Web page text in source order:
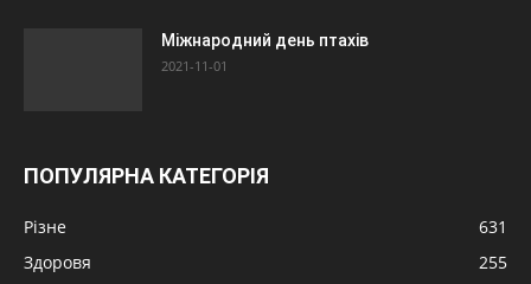
Міжнародний день птахів
2021-11-01
ПОПУЛЯРНА КАТЕГОРІЯ
Різне
631
Здоровя
255